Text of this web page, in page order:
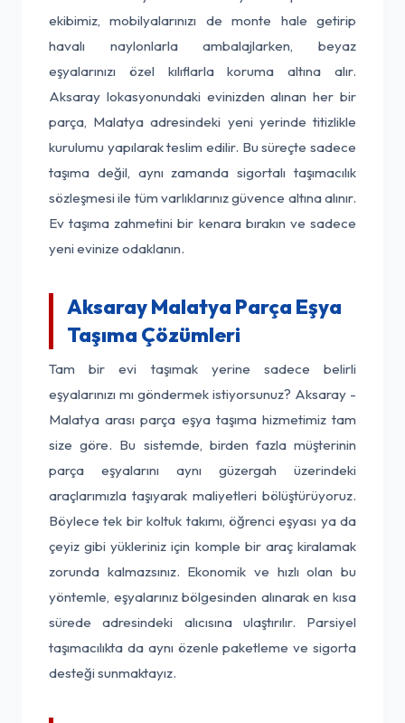
ekibimiz, mobilyalarınızı de monte hale getirip
havalı naylonlarla ambalajlarken, beyaz
eşyalarınızı özel kılıflarla koruma altına alır.
Aksaray lokasyonundaki evinizden alınan her bir
parça, Malatya adresindeki yeni yerinde titizlikle
kurulumu yapılarak teslim edilir. Bu süreçte sadece
taşıma değil, aynı zamanda sigortalı taşımacılık
sözleşmesi ile tüm varlıklarınız güvence altına alınır.
Ev taşıma zahmetini bir kenara bırakın ve sadece
yeni evinize odaklanın.
Aksaray Malatya Parça Eşya
Taşıma Çözümleri
Tam bir evi taşımak yerine sadece belirli
eşyalarınızı mı göndermek istiyorsunuz? Aksaray -
Malatya arası parça eşya taşıma hizmetimiz tam
size göre. Bu sistemde, birden fazla müşterinin
parça eşyalarını aynı güzergah üzerindeki
araçlarımızla taşıyarak maliyetleri bölüştürüyoruz.
Böylece tek bir koltuk takımı, öğrenci eşyası ya da
çeyiz gibi yükleriniz için komple bir araç kiralamak
zorunda kalmazsınız. Ekonomik ve hızlı olan bu
yöntemle, eşyalarınız bölgesinden alınarak en kısa
sürede adresindeki alıcısına ulaştırılır. Parsiyel
taşımacılıkta da aynı özenle paketleme ve sigorta
desteği sunmaktayız.